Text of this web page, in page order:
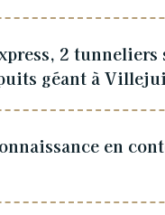
2 tunneliers
géant à
en